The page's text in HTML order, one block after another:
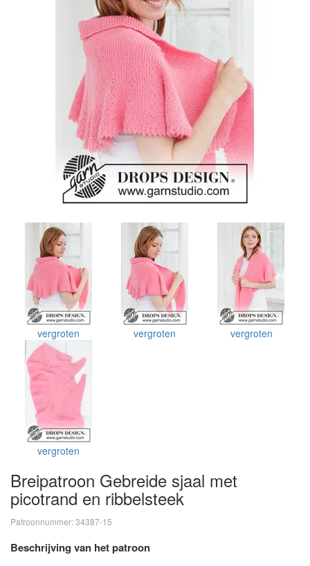
vergroten vergroten vergroten
vergroten
Breipatroon Gebreide sjaal met
picotrand en ribbelsteek
Patroonnummer: 34387-15
Beschrijving van het patroon